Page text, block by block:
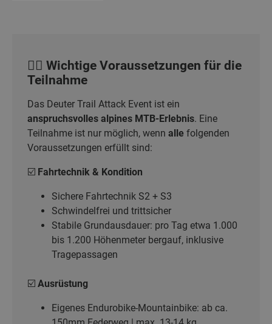
🚵‍♀️ Wichtige Voraussetzungen für die
Teilnahme
Das Deuter Trail Attack Event ist ein
anspruchsvolles alpines MTB-Erlebnis. Eine
Teilnahme ist nur möglich, wenn alle folgenden
Voraussetzungen erfüllt sind:
☑️ Fahrtechnik & Kondition
Sichere Fahrtechnik S2 + S3
Schwindelfrei und trittsicher
Stabile Grundausdauer: pro Tag etwa 1.000
bis 1.200 Höhenmeter bergauf, inklusive
Tragepassagen
☑️ Ausrüstung
Eigenes Endurobike-Mountainbike: ab ca.